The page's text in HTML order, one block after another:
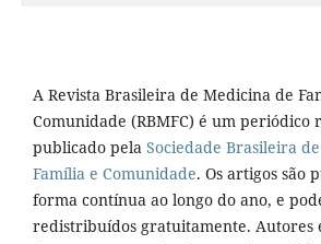
A Revista Brasileira de Medicina de
Comunidade (RBMFC) é um periódico
publicado pela Sociedade Brasileira
Família e Comunidade. Os artigos são
forma contínua ao longo do ano, e
redistribuídos gratuitamente. Autores